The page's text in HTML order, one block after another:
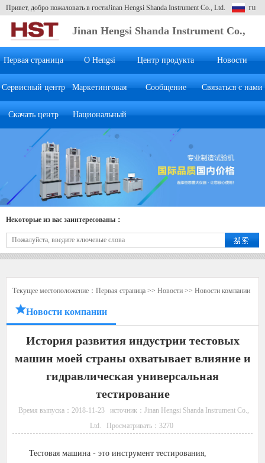
Привет, добро пожаловать в гостиJinan Hengsi Shanda Instrument Co., Ltd. ru
Jinan Hengsi Shanda Instrument Co.,
Ltd.
Первая страница О Hengsi Центр продукта Новости
Сервисный центр Маркетинговая
система
Сообщение
клиента
Связаться с нами
Скачать центр Национальный
Некоторые из вас заинтересованы：
Текущее местоположение： Первая страница >> Новости >> Новости компании
Новости компании
История развития индустрии тестовых
машин моей страны охватывает влияние и
гидравлическая универсальная
тестирование
Время выпуска：2018-11-23
источник：Jinan Hengsi Shanda Instrument Co.,
Ltd.
Просматривать： 3270
Тестовая машина - это инструмент тестирования,